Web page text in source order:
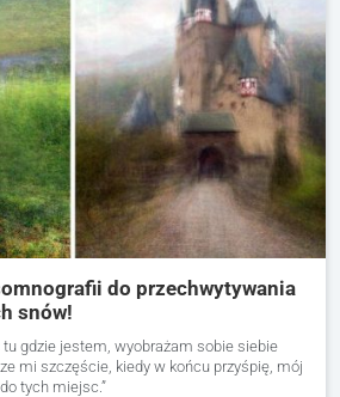
do przechwytywania
snów!
tu gdzie jestem, wyobrażam sobie siebie
mi szczęście, kiedy w końcu przyśpię, mój
tych miejsc.”